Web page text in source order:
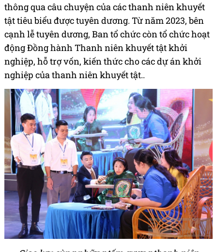
thông qua câu chuyện của các thanh niên khuyết
tật tiêu biểu được tuyên dương. Từ năm 2023, bên
cạnh lễ tuyên dương, Ban tổ chức còn tổ chức hoạt
động Đồng hành Thanh niên khuyết tật khởi
nghiệp, hỗ trợ vốn, kiến thức cho các dự án khởi
nghiệp của thanh niên khuyết tật..